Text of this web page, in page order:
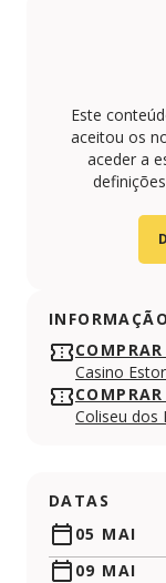
Este
aceitou os
aceder a
INFORMAÇÃO
Casino
Coliseu dos
DATAS
05 MAI
09 MAI